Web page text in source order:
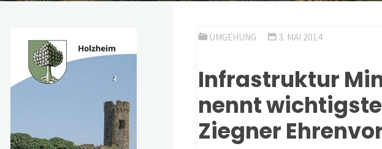
UMGEHUNG 3. MAI 2014
Infrastruktur
nennt
Ziegner